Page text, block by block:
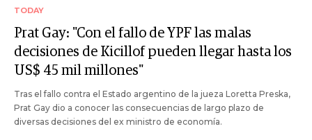
TODAY
Prat Gay: "Con el fallo de YPF las malas
decisiones de Kicillof pueden llegar hasta los
US$ 45 mil millones"
Tras el fallo contra el Estado argentino de la jueza Loretta Preska,
Prat Gay dio a conocer las consecuencias de largo plazo de
diversas decisiones del ex ministro de economía.